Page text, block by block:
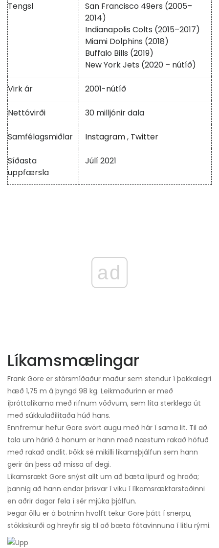
Tengsl
San Francisco 49ers (2005–
2014)
Indianapolis Colts (2015–2017)
Miami Dolphins (2018)
Buffalo Bills (2019)
New York Jets (2020 – nútíð)
Virk ár 2001-nútíð
Nettóvirði 30 milljónir dala
Samfélagsmiðlar Instagram, Twitter
Síðasta
uppfærsla
Júlí 2021
ad
Líkamsmælingar
Frank Gore er stórsmíðaður maður sem stendur í þokkalegri
hæð 1,75 m á þyngd 98 kg. Leikmaðurinn er með
íþróttalíkama með rifnum vöðvum, sem líta sterklega út
með súkkulaðilitaða húð hans.
Ennfremur hefur Gore svört augu með hár í sama lit. Til að
tala um hárið á honum er hann með næstum rakað höfuð
með rakað andlit. Þökk sé mikilli líkamsþjálfun sem hann
gerir án þess að missa af degi.
Líkamsrækt Gore snýst allt um að bæta lipurð og hraða;
þannig að hann endar þrisvar í viku í líkamsræktarstöðinni
en aðrir dagar fela í sér mjúka þjálfun.
Þegar öllu er á botninn hvolft tekur Gore þátt í snerpu,
stökkskurði og hreyfir sig til að bæta fótavinnuna í litlu rými.